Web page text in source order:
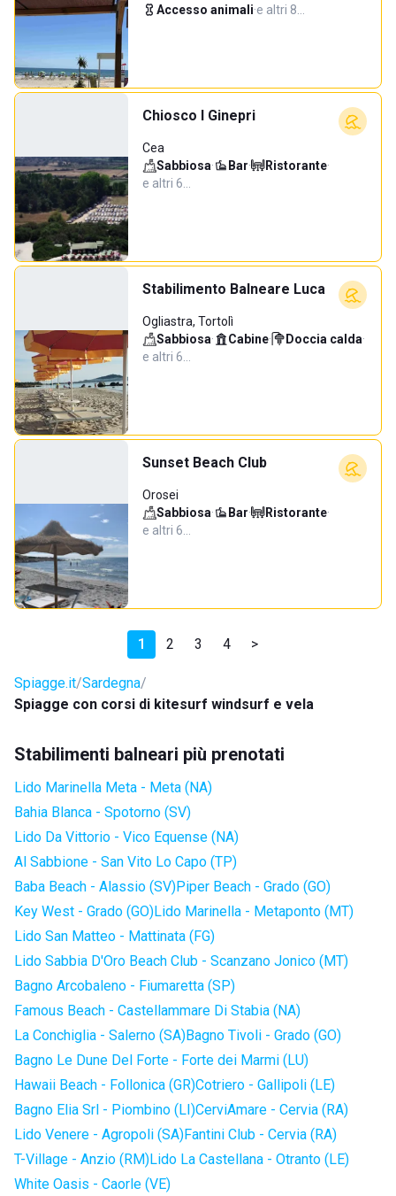
Accesso animali·e altri 8…
Chiosco I Ginepri
Cea
Sabbiosa· Bar· Ristorante·
e altri 6…
Stabilimento Balneare Luca
Ogliastra, Tortolì
Sabbiosa· Cabine· Doccia calda·
e altri 6…
Sunset Beach Club
Orosei
Sabbiosa· Bar· Ristorante·
e altri 6…
1 2 3 4 >
Spiagge.it Sardegna
Spiagge con corsi di kitesurf windsurf e vela
Stabilimenti balneari più prenotati
Lido Marinella Meta - Meta (NA)
Bahia Blanca - Spotorno (SV)
Lido Da Vittorio - Vico Equense (NA)
Al Sabbione - San Vito Lo Capo (TP)
Baba Beach - Alassio (SV)Piper Beach - Grado (GO)
Key West - Grado (GO)Lido Marinella - Metaponto (MT)
Lido San Matteo - Mattinata (FG)
Lido Sabbia D'Oro Beach Club - Scanzano Jonico (MT)
Bagno Arcobaleno - Fiumaretta (SP)
Famous Beach - Castellammare Di Stabia (NA)
La Conchiglia - Salerno (SA)Bagno Tivoli - Grado (GO)
Bagno Le Dune Del Forte - Forte dei Marmi (LU)
Hawaii Beach - Follonica (GR)Cotriero - Gallipoli (LE)
Bagno Elia Srl - Piombino (LI)CerviAmare - Cervia (RA)
Lido Venere - Agropoli (SA)Fantini Club - Cervia (RA)
T-Village - Anzio (RM)Lido La Castellana - Otranto (LE)
White Oasis - Caorle (VE)